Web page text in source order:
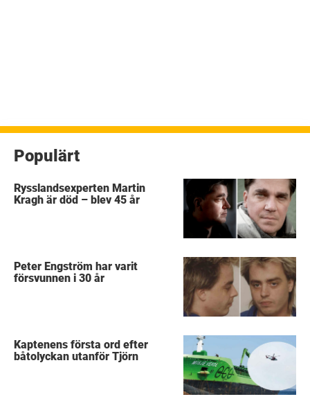
Populärt
Rysslandsexperten Martin
Kragh är död – blev 45 år
Peter Engström har varit
försvunnen i 30 år
Kaptenens första ord efter
båtolyckan utanför Tjörn